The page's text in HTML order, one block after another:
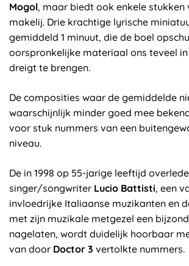
Mogol, maar biedt ook enkele stukken
makelij. Drie krachtige lyrische
gemiddeld 1 minuut, die de boel
oorspronkelijke materiaal ons teveel
dreigt te brengen.
De composities waar de gemiddelde
waarschijnlijk minder goed mee
voor stuk nummers van een
niveau.
De in 1998 op 55-jarige leeftijd
singer/songwriter Lucio Battisti, een
invloedrijke Italiaanse muzikanten en
met zijn muzikale metgezel een
nagelaten, wordt duidelijk hoorbaar
van door Doctor 3 vertolkte nummers.